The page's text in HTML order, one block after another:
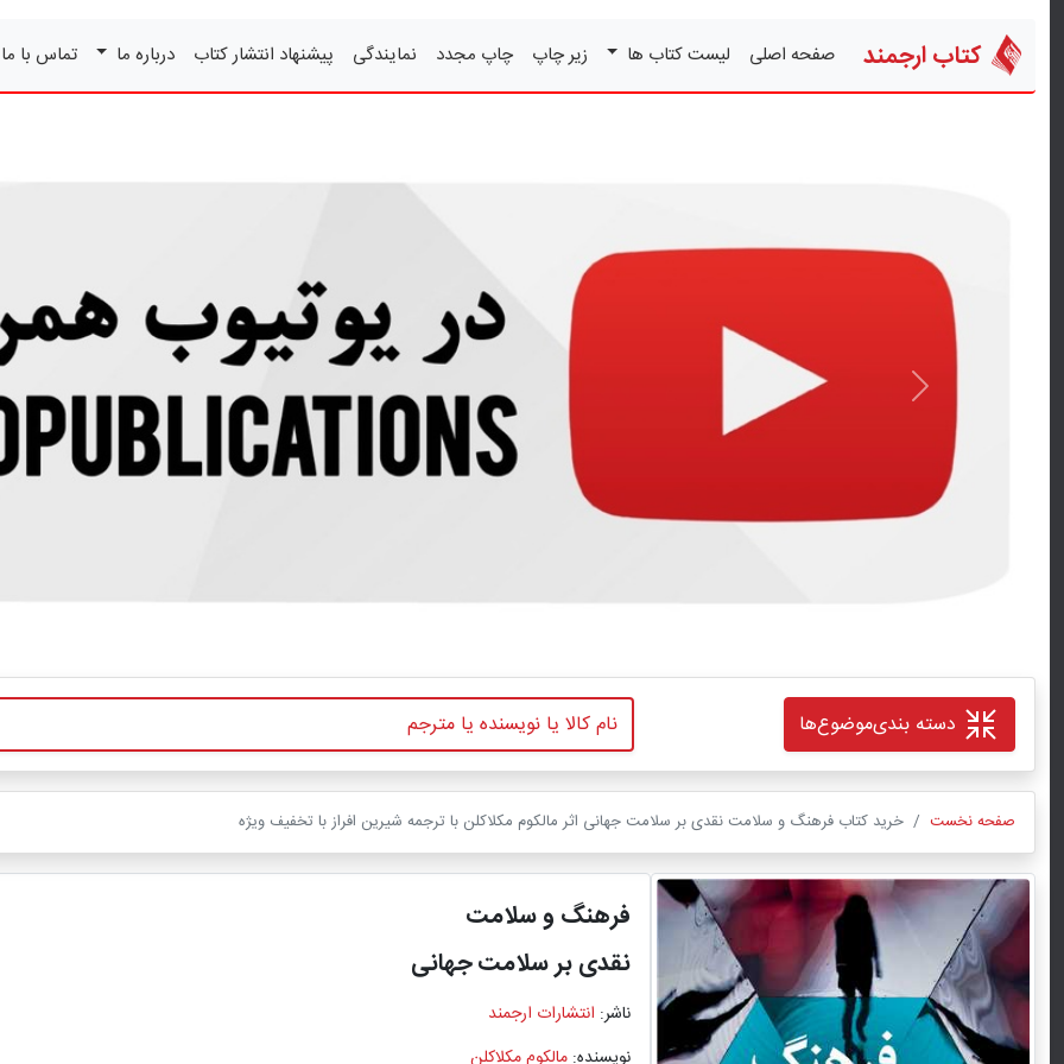
کتاب ارجمند صفحه اصلی لیست کتاب ها زیر چاپ چاپ مجدد نمایندگی پیشنهاد انتشار کتاب درباره ما تماس با
قبلی
دسته بندیموضوع‌ها
صفحه نخست خرید کتاب فرهنگ و سلامت نقدی بر سلامت جهانی اثر مالکوم مکلاکلن با ترجمه شیرین افراز با تخفیف ویژه
فرهنگ و سلامت
نقدی بر سلامت جهانی
ناشر: انتشارات ارجمند
نویسنده: مالکوم مکلاکلن